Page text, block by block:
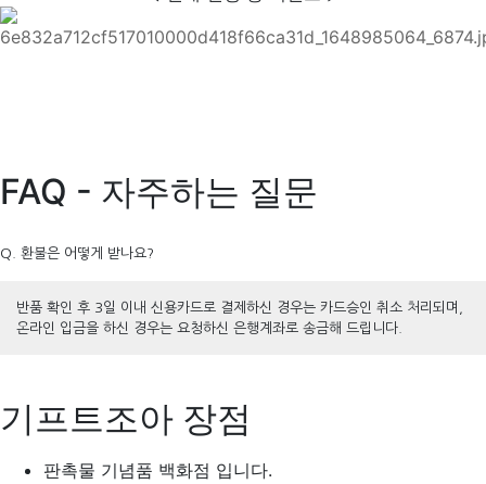
FAQ - 자주하는 질문
Q. 환불은 어떻게 받나요?
반품 확인 후 3일 이내 신용카드로 결제하신 경우는 카드승인 취소 처리되며,
온라인 입금을 하신 경우는 요청하신 은행계좌로 송금해 드립니다.
기프트조아 장점
판촉물 기념품 백화점 입니다.